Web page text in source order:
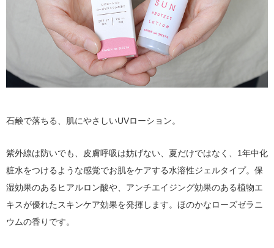
石鹸で落ちる、肌にやさしいUVローション。
紫外線は防いでも、皮膚呼吸は妨げない、夏だけではなく、1年中化
粧水をつけるような感覚でお肌をケアする水溶性ジェルタイプ。保
湿効果のあるヒアルロン酸や、アンチエイジング効果のある植物エ
キスが優れたスキンケア効果を発揮します。ほのかなローズゼラニ
ウムの香りです。